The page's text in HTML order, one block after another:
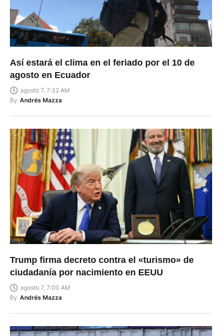
Así estará el clima en el feriado por el 10 de
agosto en Ecuador
agosto 7, 7:32 AM
By Andrés Mazza
Trump firma decreto contra el «turismo» de
ciudadanía por nacimiento en EEUU
agosto 7, 7:00 AM
By Andrés Mazza